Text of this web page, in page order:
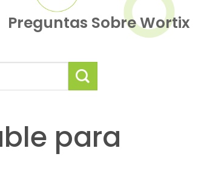
Preguntas Sobre Wortix
para